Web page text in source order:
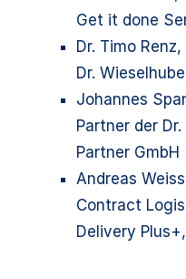
Get it done
Dr. Timo
Dr.
Johannes
Partner der
Partner GmbH
Andreas
Contract
Delivery